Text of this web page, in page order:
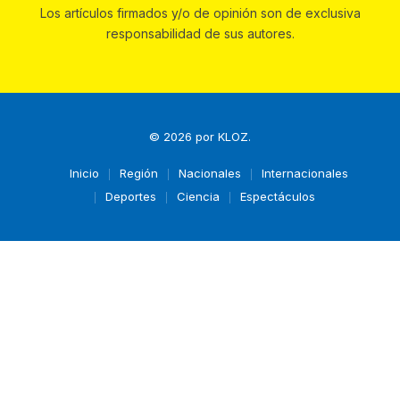
Los artículos firmados y/o de opinión son de exclusiva
responsabilidad de sus autores.
© 2026 por KLOZ.
Inicio Región Nacionales
Internacionales
Deportes
Ciencia Espectáculos